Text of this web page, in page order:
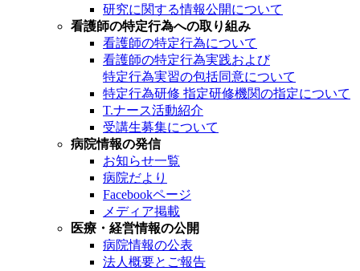
研究に関する情報公開について
看護師の特定行為への取り組み
看護師の特定行為について
看護師の特定行為実践および
特定行為実習の包括同意について
特定行為研修 指定研修機関の指定について
T.ナース活動紹介
受講生募集について
病院情報の発信
お知らせ一覧
病院だより
Facebookページ
メディア掲載
医療・経営情報の公開
病院情報の公表
法人概要とご報告